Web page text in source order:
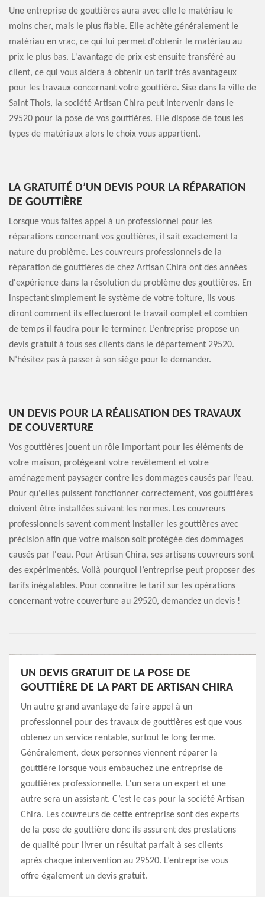
Une entreprise de gouttières aura avec elle le matériau le
moins cher, mais le plus fiable. Elle achète généralement le
matériau en vrac, ce qui lui permet d'obtenir le matériau au
prix le plus bas. L'avantage de prix est ensuite transféré au
client, ce qui vous aidera à obtenir un tarif très avantageux
pour les travaux concernant votre gouttière. Sise dans la ville de
Saint Thois, la société Artisan Chira peut intervenir dans le
29520 pour la pose de vos gouttières. Elle dispose de tous les
types de matériaux alors le choix vous appartient.
LA GRATUITÉ D’UN DEVIS POUR LA RÉPARATION
DE GOUTTIÈRE
Lorsque vous faites appel à un professionnel pour les
réparations concernant vos gouttières, il sait exactement la
nature du problème. Les couvreurs professionnels de la
réparation de gouttières de chez Artisan Chira ont des années
d'expérience dans la résolution du problème des gouttières. En
inspectant simplement le système de votre toiture, ils vous
diront comment ils effectueront le travail complet et combien
de temps il faudra pour le terminer. L’entreprise propose un
devis gratuit à tous ses clients dans le département 29520.
N’hésitez pas à passer à son siège pour le demander.
UN DEVIS POUR LA RÉALISATION DES TRAVAUX
DE COUVERTURE
Vos gouttières jouent un rôle important pour les éléments de
votre maison, protégeant votre revêtement et votre
aménagement paysager contre les dommages causés par l’eau.
Pour qu'elles puissent fonctionner correctement, vos gouttières
doivent être installées suivant les normes. Les couvreurs
professionnels savent comment installer les gouttières avec
précision afin que votre maison soit protégée des dommages
causés par l'eau. Pour Artisan Chira, ses artisans couvreurs sont
des expérimentés. Voilà pourquoi l’entreprise peut proposer des
tarifs inégalables. Pour connaitre le tarif sur les opérations
concernant votre couverture au 29520, demandez un devis !
UN DEVIS GRATUIT DE LA POSE DE
GOUTTIÈRE DE LA PART DE ARTISAN CHIRA
Un autre grand avantage de faire appel à un
professionnel pour des travaux de gouttières est que vous
obtenez un service rentable, surtout le long terme.
Généralement, deux personnes viennent réparer la
gouttière lorsque vous embauchez une entreprise de
gouttières professionnelle. L'un sera un expert et une
autre sera un assistant. C’est le cas pour la société Artisan
Chira. Les couvreurs de cette entreprise sont des experts
de la pose de gouttière donc ils assurent des prestations
de qualité pour livrer un résultat parfait à ses clients
après chaque intervention au 29520. L’entreprise vous
offre également un devis gratuit.